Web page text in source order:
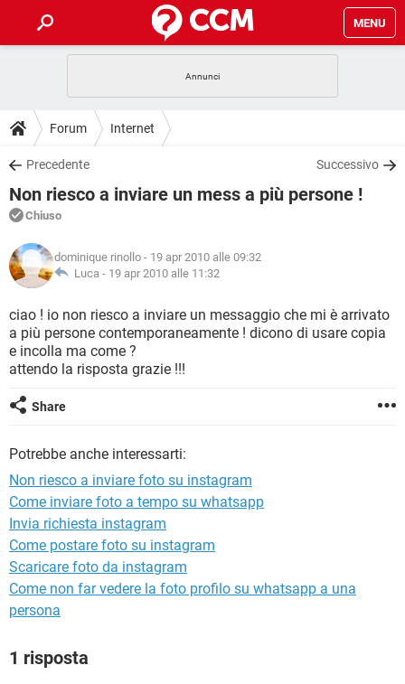
MENU
INTRATTENIMENTO
iOS
INSTAGRAM WHATSAPP
TIKTOK
HARDWARE
GUIDE
COVID-19
iOS
INSTAGRAM
TIKTOK FACEBOOK
DOWNLOAD
COVID-19 GAMING
INTRATTENIMENTO
iOS WINDOWS 10
INSTAGRAM
TIKTOK FACEBOOK
HARDWARE
FORUM
COVID-19
INTRATTENIMENTO ANDROID
INSTAGRAM WHATSAPP
TIKTOK
HARDWARE
GLOSSARIO
COVID-19
INTRATTENIMENTO ANDROID
iOS
TIKTOK
Forum Internet
Precedente Successivo
Non riesco a inviare un mess a più persone !
Chiuso
dominique rinollo - 19 apr 2010 alle 09:32
Luca - 19 apr 2010 alle 11:32
ciao ! io non riesco a inviare un messaggio che mi è arrivato
a più persone contemporaneamente ! dicono di usare copia
e incolla ma come ?
attendo la risposta grazie !!!
Share
Potrebbe anche interessarti:
Non riesco a inviare foto su instagram
Come inviare foto a tempo su whatsapp
Invia richiesta instagram
Come postare foto su instagram
Scaricare foto da instagram
Come non far vedere la foto profilo su whatsapp a una
persona
1 risposta